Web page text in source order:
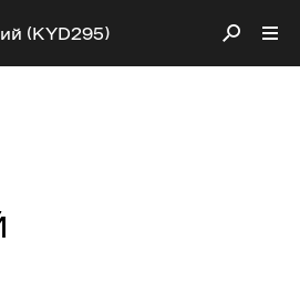
(KYD295)